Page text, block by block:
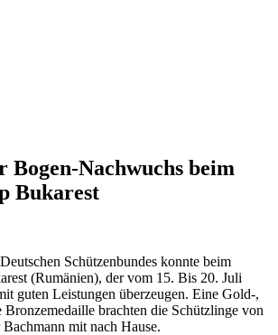
Nachwuchs beim
Bukarest
Schützenbundes konnte beim
(Rumänien), der vom 15. Bis 20. Juli
guten Leistungen überzeugen. Eine Gold-,
brachten die Schützlinge von
mit nach Hause.